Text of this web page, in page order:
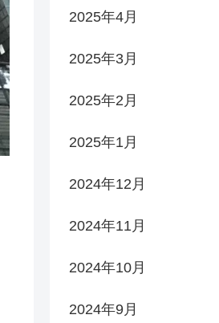
2025年4月
2025年3月
2025年2月
2025年1月
2024年12月
2024年11月
2024年10月
2024年9月